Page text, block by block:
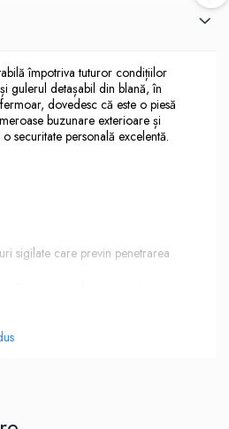
împotriva tuturor condițiilor
gulerul detașabil din blană, în
dovedesc că este o piesă
buzunare exterioare și
securitate personală excelentă.
sigilate care previn penetrarea
de suprafața țesăturii
frigului certificată până la -40°C
moduri